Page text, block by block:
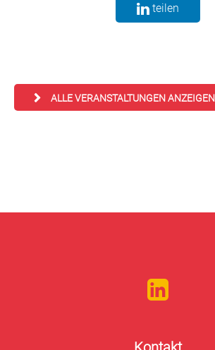
teilen
ALLE VERANSTALTUNGEN ANZEIGEN